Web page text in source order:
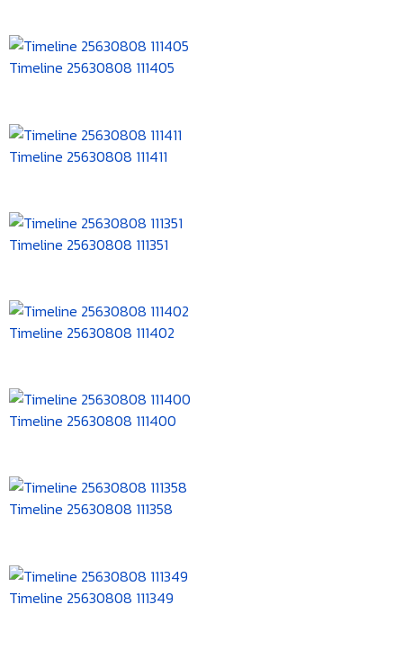
Timeline 25630808 111405
Timeline 25630808 111411
Timeline 25630808 111351
Timeline 25630808 111402
Timeline 25630808 111400
Timeline 25630808 111358
Timeline 25630808 111349